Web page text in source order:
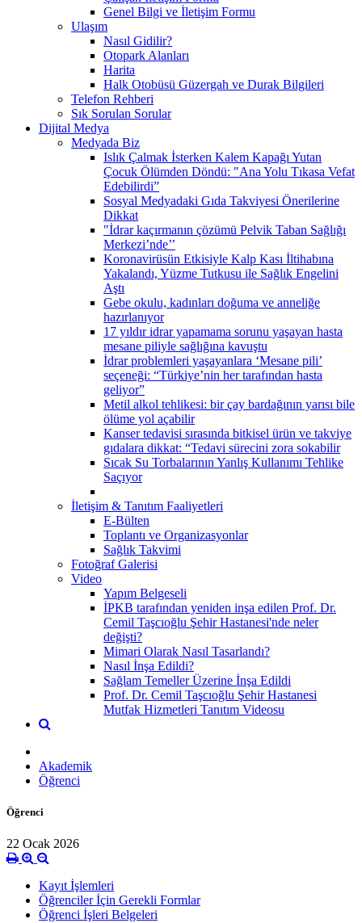
Genel Bilgi ve İletişim Formu
Ulaşım
Nasıl Gidilir?
Otopark Alanları
Harita
Halk Otobüsü Güzergah ve Durak Bilgileri
Telefon Rehberi
Sık Sorulan Sorular
Dijital Medya
Medyada Biz
Islık Çalmak İsterken Kalem Kapağı Yutan
Çocuk Ölümden Döndü: "Ana Yolu Tıkasa Vefat
Edebilirdi”
Sosyal Medyadaki Gıda Takviyesi Önerilerine
Dikkat
"İdrar kaçırmanın çözümü Pelvik Taban Sağlığı
Merkezi’nde’’
Koronavirüsün Etkisiyle Kalp Kası İltihabına
Yakalandı, Yüzme Tutkusu ile Sağlık Engelini
Aştı
Gebe okulu, kadınları doğuma ve anneliğe
hazırlanıyor
17 yıldır idrar yapamama sorunu yaşayan hasta
mesane piliyle sağlığına kavuştu
İdrar problemleri yaşayanlara ‘Mesane pili’
seçeneği: “Türkiye’nin her tarafından hasta
geliyor”
Metil alkol tehlikesi: bir çay bardağının yarısı bile
ölüme yol açabilir
Kanser tedavisi sırasında bitkisel ürün ve takviye
gıdalara dikkat: “Tedavi sürecini zora sokabilir
Sıcak Su Torbalarının Yanlış Kullanımı Tehlike
Saçıyor
İletişim & Tanıtım Faaliyetleri
E-Bülten
Toplantı ve Organizasyonlar
Sağlık Takvimi
Fotoğraf Galerisi
Video
Yapım Belgeseli
İPKB tarafından yeniden inşa edilen Prof. Dr.
Cemil Taşcıoğlu Şehir Hastanesi'nde neler
değişti?
Mimari Olarak Nasıl Tasarlandı?
Nasıl İnşa Edildi?
Sağlam Temeller Üzerine İnşa Edildi
Prof. Dr. Cemil Taşcıoğlu Şehir Hastanesi
Mutfak Hizmetleri Tanıtım Videosu
Akademik
Öğrenci
Öğrenci
22 Ocak 2026
Kayıt İşlemleri
Öğrenciler İçin Gerekli Formlar
Öğrenci İşleri Belgeleri